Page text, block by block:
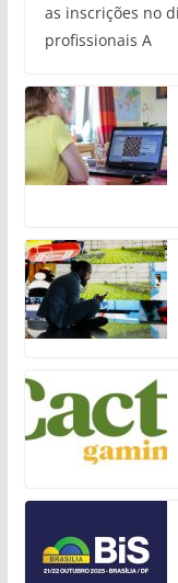
as inscrições no
profissionais A